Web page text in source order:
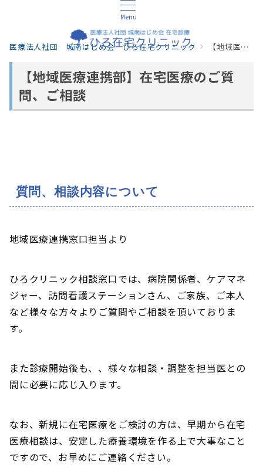
Menu
医療法人社団 城南はじめ会 ひろ在宅クリニック 【地域医療連携部】在宅医療のご質問、ご相談
【地域医療連携部】在宅医療のご質
問、ご相談
質問、相談内容について
地域医療連携窓口担当より
ひろクリニック相談窓口では、病院関係者、ケアマネ
ジャー、訪問看護ステーションさん、ご家族、ご本人
など様々な方々よりご質問やご相談を頂いておりま
す。
また診療開始後も、、様々な相談・調整を担当医との
間に必要に応じ入ります。
なお、新規に在宅医療をご検討の方は、早期から在宅
医療相談は、安定した療養環境を作る上で大事なこと
ですので、お早めにご連絡ください。